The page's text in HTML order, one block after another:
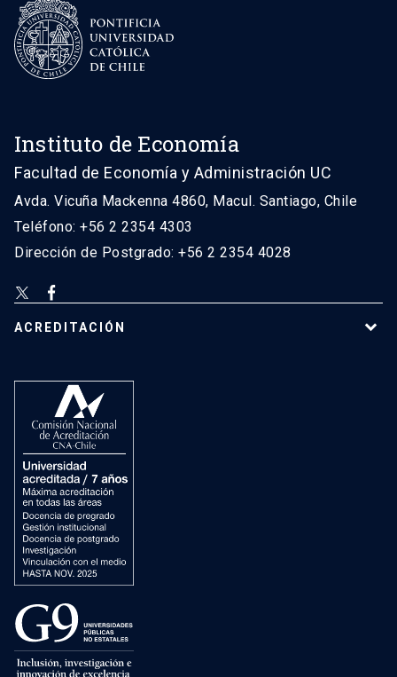
Instituto de Economía
Facultad de Economía y Administración UC
Avda. Vicuña Mackenna 4860, Macul. Santiago, Chile
Teléfono: +56 2 2354 4303
Dirección de Postgrado: +56 2 2354 4028
ACREDITACIÓN